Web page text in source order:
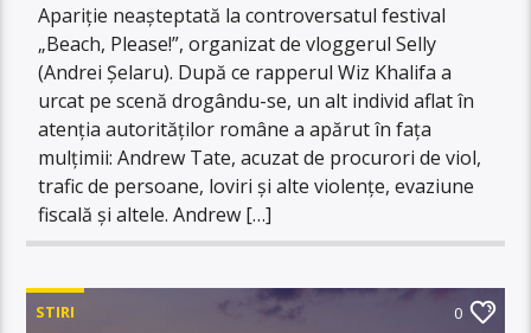
Apariție neașteptată la controversatul festival
„Beach, Please!”, organizat de vloggerul Selly
(Andrei Șelaru). După ce rapperul Wiz Khalifa a
urcat pe scenă drogându-se, un alt individ aflat în
atenția autorităților române a apărut în fața
mulțimii: Andrew Tate, acuzat de procurori de viol,
trafic de persoane, loviri și alte violențe, evaziune
fiscală și altele. Andrew […]
STIRI 0